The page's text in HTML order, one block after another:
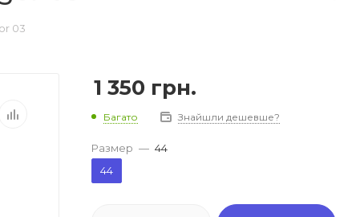
03
1 350 грн.
Багато Знайшли дешевше?
Размер — 44
44